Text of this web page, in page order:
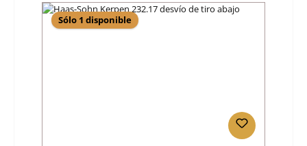
Sólo 1 disponible